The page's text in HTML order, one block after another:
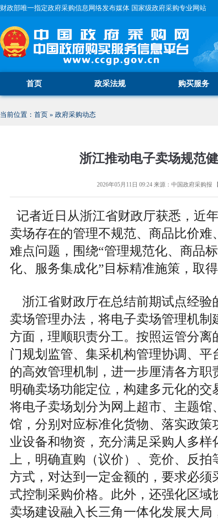
财政部唯一指定政府采购信息网络发布媒体 国家级政府采购专业网站
首页 政采法规 购买服务
当前位置： 首页 » 政府采购动态
浙江推动电子卖场规范
2026年05月11日 09:24来源： 中国政府采购报
记者近日从浙江省财政厅获悉，近
卖场存在的管理不规范、商品比价难
难点问题，围绕“管理规范化、商品
化、服务集成化”目标精准施策，取
浙江省财政厅在总结前期试点经验
卖场管理办法，将电子卖场管理机制
方面，理顺职责分工。按照运管分离
门规划监管、集采机构管理协调、平
的高效管理机制，进一步厘清各方职
明确卖场功能定位，构建多元化的交
将电子卖场划分为网上超市、主题馆
馆，分别对应标准化货物、落实政策
业设备和物资，充分满足采购人多样
上，明确直购（议价）、竞价、反拍
方式，对达到一定金额的，要求必须
式控制采购价格。此外，还强化区域
卖场建设融入长三角一体化发展大局